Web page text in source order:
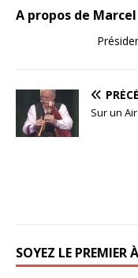
A propos de Marcel
Sur un
SOYEZ LE PREMIER